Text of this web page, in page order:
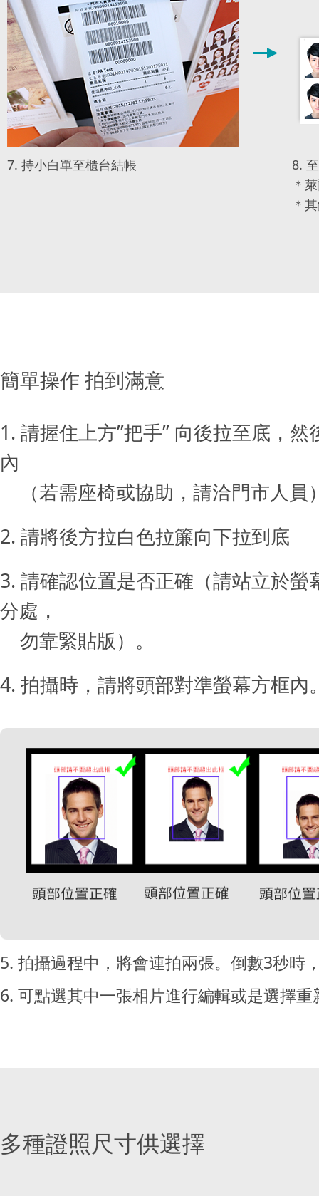
7. 持小白單至櫃台結帳
8.
＊
＊
簡單操作 拍到滿意
1. 請握住上方”把手” 向後拉至底，然
內
（若需座椅或協助，請洽門市人員
2. 請將後方拉白色拉簾向下拉到底
3. 請確認位置是否正確（請站立於螢
分處，
勿靠緊貼版）。
4. 拍攝時，請將頭部對準螢幕方框內
5. 拍攝過程中，將會連拍兩張。倒數3秒時
6. 可點選其中一張相片進行編輯或是選擇
多種證照尺寸供選擇